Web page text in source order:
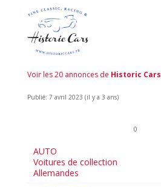
Voir les 20 annonces de Historic Cars
Publié: 7 avril 2023 (il y a 3 ans)
0
AUTO
Voitures de collection
Allemandes